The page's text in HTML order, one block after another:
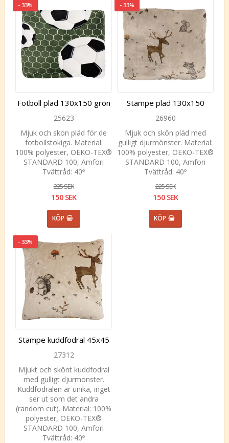
- 33%
Fotboll pläd 130x150 grön
25623
Mjuk och skön pläd för de
fotbollstokiga. Material:
100% polyester, OEKO-TEX®
STANDARD 100, Amfori
Tvättråd: 40º
225 SEK
150 SEK
KÖP
- 33%
Stampe pläd 130x150
26960
Mjuk och skön pläd med
gulligt djurmönster. Material:
100% polyester, OEKO-TEX®
STANDARD 100, Amfori
Tvättråd: 40º
225 SEK
150 SEK
KÖP
- 33%
Stampe kuddfodral 45x45
27312
Mjukt och skönt kuddfodral
med gulligt djurmönster.
Kuddfodralen är unika, inget
ser ut som det andra
(random cut). Material: 100%
polyester, OEKO-TEX®
STANDARD 100, Amfori
Tvättråd: 40º